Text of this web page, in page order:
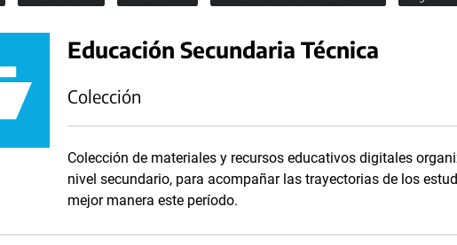
Educación Secundaria Técnica
Colección
Colección de materiales y recursos educativos digitales
nivel secundario, para acompañar las trayectorias de los
mejor manera este período.